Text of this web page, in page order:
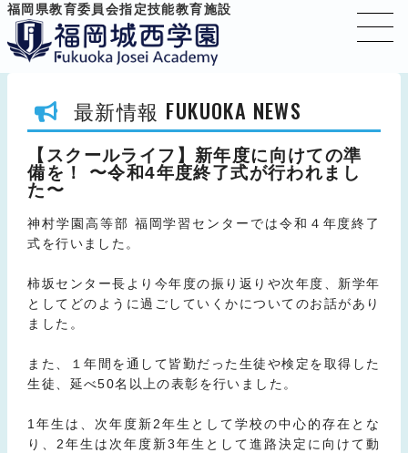
福岡県教育委員会指定技能教育施設
最新情報 FUKUOKA NEWS
【スクールライフ】新年度に向けての準
備を！ 〜令和4年度終了式が行われまし
た〜
神村学園高等部 福岡学習センターでは令和４年度終了
式を行いました。
柿坂センター長より今年度の振り返りや次年度、新学年
としてどのように過ごしていくかについてのお話があり
ました。
また、１年間を通して皆勤だった生徒や検定を取得した
生徒、延べ50名以上の表彰を行いました。
1年生は、次年度新2年生として学校の中心的存在とな
り、2年生は次年度新3年生として進路決定に向けて動